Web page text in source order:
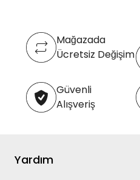
Mağazada
Ücretsiz Değişim
Güvenli
Alışveriş
Yardım